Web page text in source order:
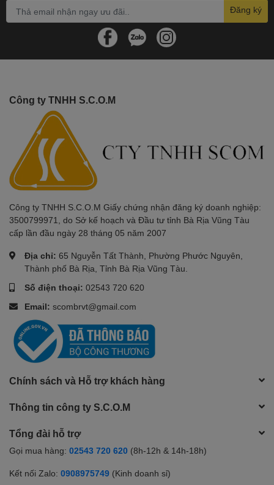
Đăng ký
Công ty TNHH S.C.O.M
Công ty TNHH S.C.O.M Giấy chứng nhận đăng ký doanh nghiệp:
3500799971, do Sở kế hoạch và Đầu tư tỉnh Bà Rịa Vũng Tàu
cấp lần đầu ngày 28 tháng 05 năm 2007
Địa chỉ: 65 Nguyễn Tất Thành, Phường Phước Nguyên,
Thành phố Bà Rịa, Tỉnh Bà Rịa Vũng Tàu.
Số điện thoại: 02543 720 620
Email: scombrvt@gmail.com
Chính sách và Hỗ trợ khách hàng
Thông tin công ty S.C.O.M
Tổng đài hỗ trợ
Gọi mua hàng: 02543 720 620 (8h-12h & 14h-18h)
Kết nối Zalo: 0908975749 (Kinh doanh sỉ)